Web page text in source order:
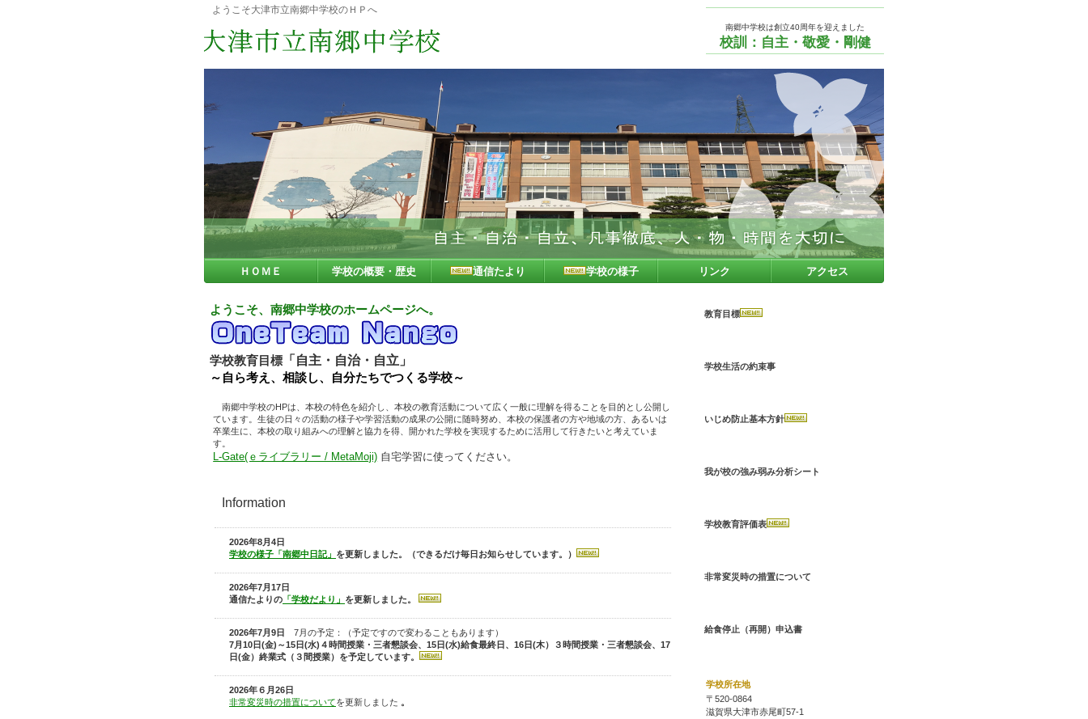
ようこそ大津市立南郷中学校のＨＰへ
南郷中学校は創立40周年を迎えました
校訓：自主・敬愛・剛健
ようこそ、南郷中学校のホームページへ。
学校教育目標 「 自主・自治・自立」
～自ら考え、相談し、自分たちでつくる学校～
南郷中学校のHPは、本校の特色を紹介し、本校の教育活動について広く一般に理解を得ることを目的とし公開し
ています。生徒の日々の活動の様子や学習活動の成果の公開に随時努め、本校の保護者の方や地域の方、あるいは
卒業生に、本校の取り組みへの理解と協力を得、開かれた学校を実現するために活用して行きたいと考えていま
す。
L-Gate(ｅライブラリー / MetaMoji) 自宅学習に使ってください。
Information
2026年8月4日
学校の様子「南郷中日記」 を更新しました。（できるだけ毎日お知らせしています。）
2026年7月17日
通信たよりの 「学校だより」 を更新しました。
2026年7月9日 7月の予定 ：（予定ですので変わることもあります）
7月10日(金)～15日(水)４時間授業・三者懇談会、15日(水)給食最終日、16日(木）３時間授業・三者懇談会、17
日(金）終業式（３間授業）を予定しています。
2026年６月26日
非常変災時の措置についてを更新しました 。
ＨＯＭＥ 学校の概要・歴史 通信たより 学校の様子 リンク アクセス
教育目標
学校生活の約束事
いじめ防止基本方針
我が校の強み弱み分析シート
学校教育評価表
非常変災時の措置について
給食停止（再開）申込書
学校所在地
〒520-0864
滋賀県大津市赤尾町57-1